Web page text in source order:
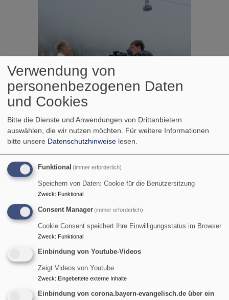
BR KLASSIK AKTUELL Gletscher-Requiem auf der
Zugspitze
Verwendung von
personenbezogenen Daten
und Cookies
Bitte die Dienste und Anwendungen von Drittanbietern
auswählen, die wir nutzen möchten. Für weitere Informationen
bitte unsere Datenschutzhinweise lesen.
Funktional (immer erforderlich)
Speichern von Daten: Cookie für die Benutzersitzung
Zweck: Funktional
Consent Manager(immer erforderlich)
Cookie Consent speichert Ihre Einwilligungsstatus im Browser
Zweck: Funktional
Einbindung von Youtube-Videos
Zeigt Videos von Youtube
Zweck: Eingebettete externe Inhalte
Einbindung von corona.bayern-evangelisch.de über ein